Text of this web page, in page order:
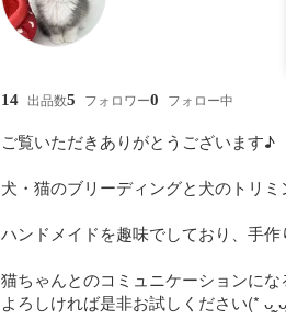
14 出品数5 フォロワー0 フォロー中
ご覧いただきありがとうございます♪
犬・猫のブリーディングと犬のトリ
ハンドメイドを趣味でしており、手
猫ちゃんとのコミュニケーションに
よろしければ是非お試しください(*